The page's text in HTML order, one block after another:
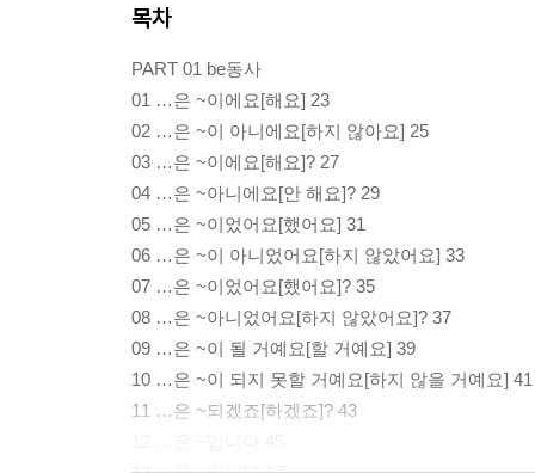
목차
PART 01 be동사
01 …은 ~이에요[해요] 23
02 …은 ~이 아니에요[하지 않아요] 25
03 …은 ~이에요[해요]? 27
04 …은 ~아니에요[안 해요]? 29
05 …은 ~이었어요[했어요] 31
06 …은 ~이 아니었어요[하지 않았어요] 33
07 …은 ~이었어요[했어요]? 35
08 …은 ~아니었어요[하지 않았어요]? 37
09 …은 ~이 될 거예요[할 거예요] 39
10 …은 ~이 되지 못할 거예요[하지 않을 거예요] 41
11 …은 ~되겠죠[하겠죠]? 43